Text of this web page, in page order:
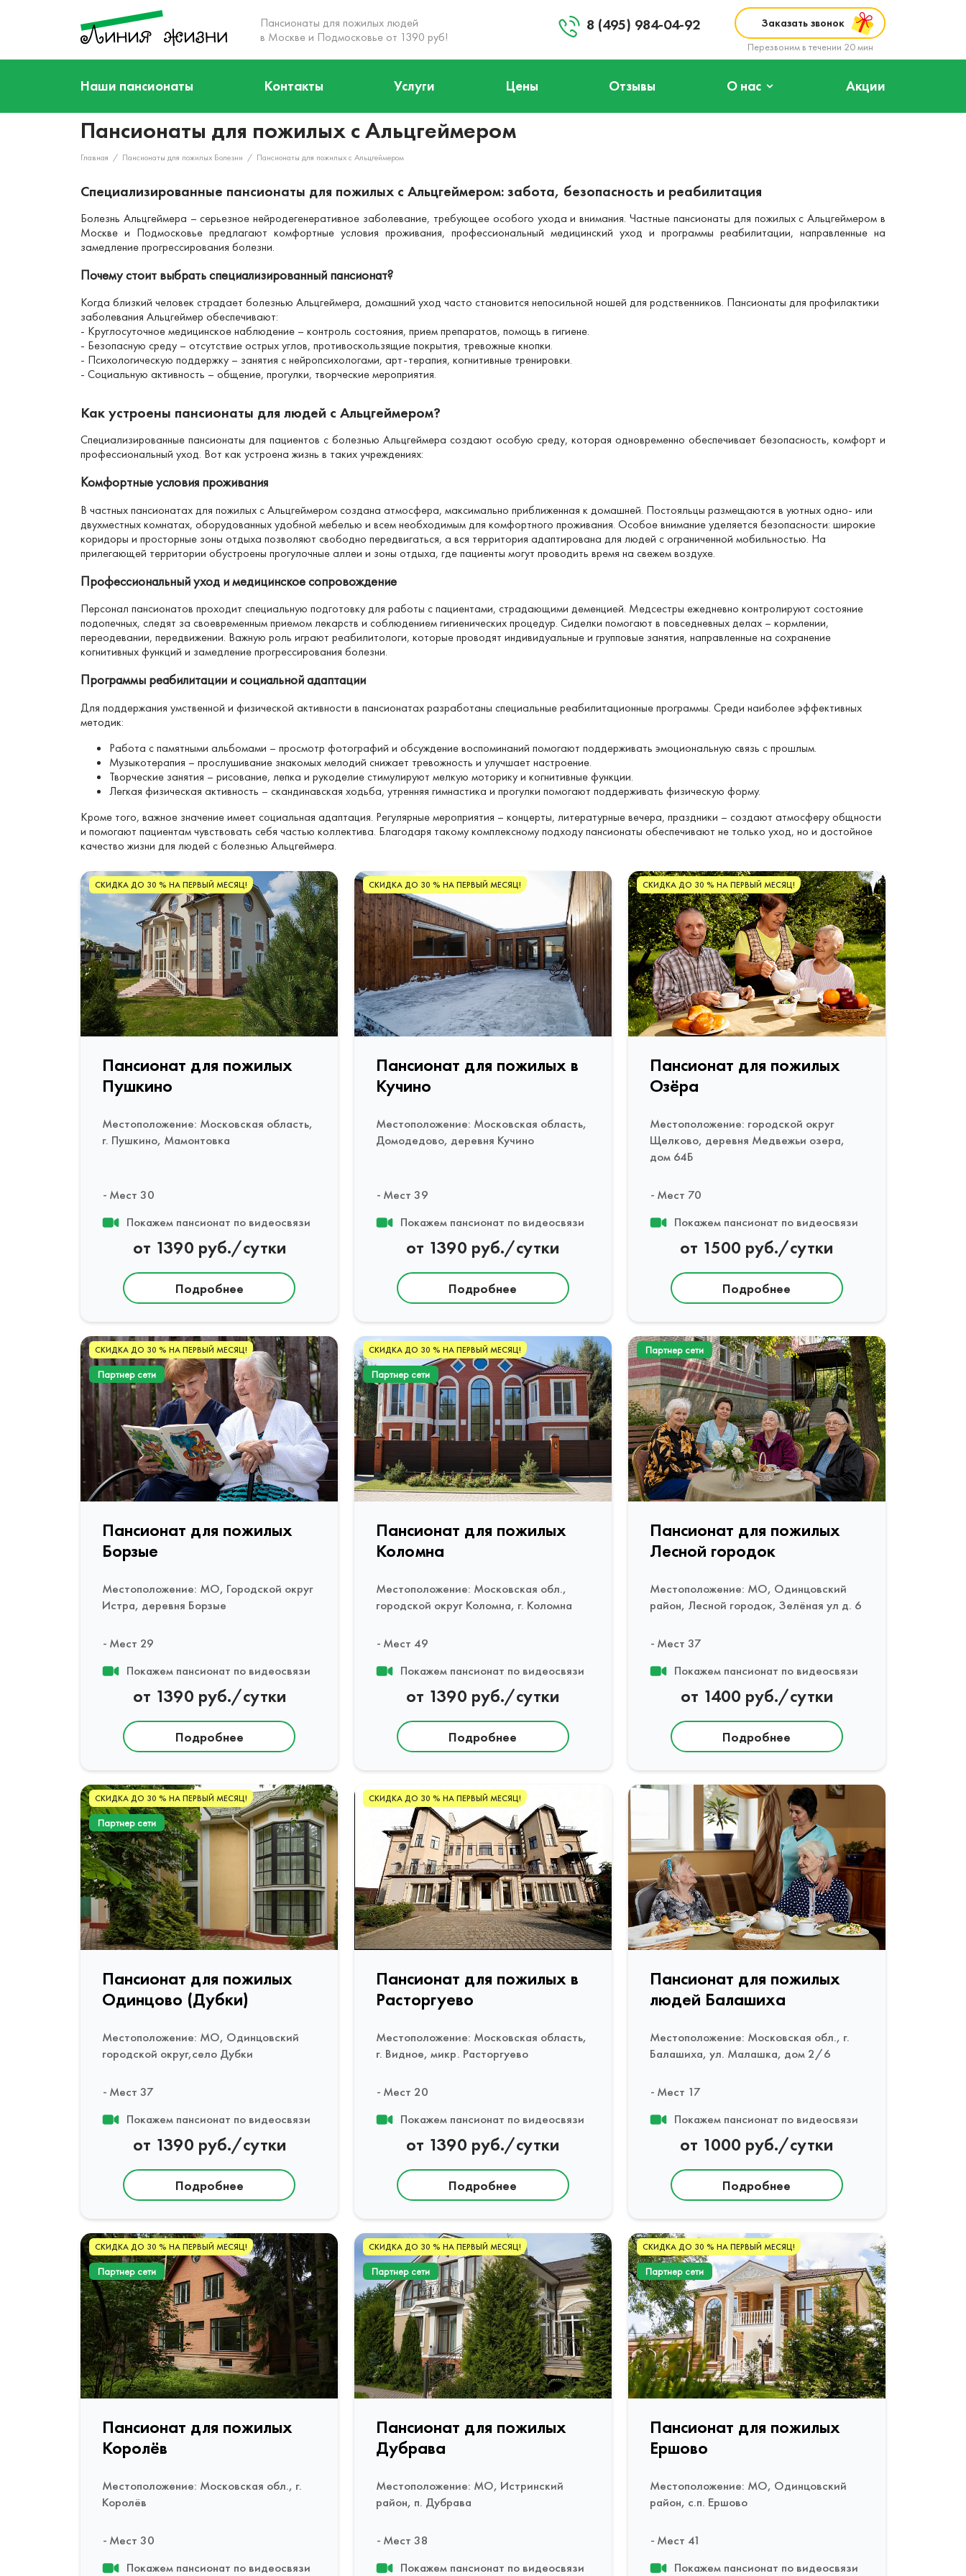
Пансионаты для пожилых людей
в Москве и Подмосковье от 1390 руб!
8 (495) 984-04-92 Заказать звонок
Перезвоним в течении 20 мин
Наши пансионаты Контакты Услуги Цены Отзывы О нас Акции
Наша команда
Акции
Наши пансионаты
+8 (495) 984-04-92 Заказать звонок
Запланировать визит
Пансионаты для пожилых с Альцгеймером
Главная / Пансионаты для пожилых Болезни / Пансионаты для пожилых с Альцгеймером
Специализированные пансионаты для пожилых с Альцгеймером: забота, безопасность и реабилитация
Болезнь Альцгеймера – серьезное нейродегенеративное заболевание, требующее особого ухода и внимания. Частные пансионаты для пожилых с Альцгеймером в
Москве и Подмосковье предлагают комфортные условия проживания, профессиональный медицинский уход и программы реабилитации, направленные на
замедление прогрессирования болезни.
Почему стоит выбрать специализированный пансионат?
Когда близкий человек страдает болезнью Альцгеймера, домашний уход часто становится непосильной ношей для родственников. Пансионаты для профилактики
заболевания Альцгеймер обеспечивают:
- Круглосуточное медицинское наблюдение – контроль состояния, прием препаратов, помощь в гигиене.
- Безопасную среду – отсутствие острых углов, противоскользящие покрытия, тревожные кнопки.
- Психологическую поддержку – занятия с нейропсихологами, арт-терапия, когнитивные тренировки.
- Социальную активность – общение, прогулки, творческие мероприятия.
Как устроены пансионаты для людей с Альцгеймером?
Специализированные пансионаты для пациентов с болезнью Альцгеймера создают особую среду, которая одновременно обеспечивает безопасность, комфорт и
профессиональный уход. Вот как устроена жизнь в таких учреждениях:
Комфортные условия проживания
В частных пансионатах для пожилых с Альцгеймером создана атмосфера, максимально приближенная к домашней. Постояльцы размещаются в уютных одно- или
двухместных комнатах, оборудованных удобной мебелью и всем необходимым для комфортного проживания. Особое внимание уделяется безопасности: широкие
коридоры и просторные зоны отдыха позволяют свободно передвигаться, а вся территория адаптирована для людей с ограниченной мобильностью. На
прилегающей территории обустроены прогулочные аллеи и зоны отдыха, где пациенты могут проводить время на свежем воздухе.
Профессиональный уход и медицинское сопровождение
Персонал пансионатов проходит специальную подготовку для работы с пациентами, страдающими деменцией. Медсестры ежедневно контролируют состояние
подопечных, следят за своевременным приемом лекарств и соблюдением гигиенических процедур. Сиделки помогают в повседневных делах – кормлении,
переодевании, передвижении. Важную роль играют реабилитологи, которые проводят индивидуальные и групповые занятия, направленные на сохранение
когнитивных функций и замедление прогрессирования болезни.
Программы реабилитации и социальной адаптации
Для поддержания умственной и физической активности в пансионатах разработаны специальные реабилитационные программы. Среди наиболее эффективных
методик:
Работа с памятными альбомами – просмотр фотографий и обсуждение воспоминаний помогают поддерживать эмоциональную связь с прошлым.
Музыкотерапия – прослушивание знакомых мелодий снижает тревожность и улучшает настроение.
Творческие занятия – рисование, лепка и рукоделие стимулируют мелкую моторику и когнитивные функции.
Легкая физическая активность – скандинавская ходьба, утренняя гимнастика и прогулки помогают поддерживать физическую форму.
Кроме того, важное значение имеет социальная адаптация. Регулярные мероприятия – концерты, литературные вечера, праздники – создают атмосферу общности
и помогают пациентам чувствовать себя частью коллектива. Благодаря такому комплексному подходу пансионаты обеспечивают не только уход, но и достойное
качество жизни для людей с болезнью Альцгеймера.
СКИДКА ДО 30 % НА ПЕРВЫЙ МЕСЯЦ!
Пансионат для пожилых
Пушкино
Местоположение: Московская область,
г. Пушкино, Мамонтовка
Мест 30
Покажем пансионат по видеосвязи
от 1390 руб./сутки
Подробнее
СКИДКА ДО 30 % НА ПЕРВЫЙ МЕСЯЦ!
Пансионат для пожилых в
Кучино
Местоположение: Московская область,
Домодедово, деревня Кучино
Мест 39
Покажем пансионат по видеосвязи
от 1390 руб./сутки
Подробнее
СКИДКА ДО 30 % НА ПЕРВЫЙ МЕСЯЦ!
Пансионат для пожилых
Озёра
Местоположение: городской округ
Щелково, деревня Медвежьи озера,
дом 64Б
Мест 70
Покажем пансионат по видеосвязи
от 1500 руб./сутки
Подробнее
СКИДКА ДО 30 % НА ПЕРВЫЙ МЕСЯЦ!
Партнер сети
Пансионат для пожилых
Борзые
Местоположение: МО, Городской округ
Истра, деревня Борзые
Мест 29
Покажем пансионат по видеосвязи
от 1390 руб./сутки
Подробнее
СКИДКА ДО 30 % НА ПЕРВЫЙ МЕСЯЦ!
Партнер сети
Пансионат для пожилых
Коломна
Местоположение: Московская обл.,
городской округ Коломна, г. Коломна
Мест 49
Покажем пансионат по видеосвязи
от 1390 руб./сутки
Подробнее
Партнер сети
Пансионат для пожилых
Лесной городок
Местоположение: МО, Одинцовский
район, Лесной городок, Зелёная ул д. 6
Мест 37
Покажем пансионат по видеосвязи
от 1400 руб./сутки
Подробнее
СКИДКА ДО 30 % НА ПЕРВЫЙ МЕСЯЦ!
Партнер сети
Пансионат для пожилых
Одинцово (Дубки)
Местоположение: МО, Одинцовский
городской округ,село Дубки
Мест 37
Покажем пансионат по видеосвязи
от 1390 руб./сутки
Подробнее
СКИДКА ДО 30 % НА ПЕРВЫЙ МЕСЯЦ!
Пансионат для пожилых в
Расторгуево
Местоположение: Московская область,
г. Видное, микр. Расторгуево
Мест 20
Покажем пансионат по видеосвязи
от 1390 руб./сутки
Подробнее
Пансионат для пожилых
людей Балашиха
Местоположение: Московская обл., г.
Балашиха, ул. Малашка, дом 2/6
Мест 17
Покажем пансионат по видеосвязи
от 1000 руб./сутки
Подробнее
СКИДКА ДО 30 % НА ПЕРВЫЙ МЕСЯЦ!
Партнер сети
Пансионат для пожилых
Королёв
Местоположение: Московская обл., г.
Королёв
Мест 30
Покажем пансионат по видеосвязи
СКИДКА ДО 30 % НА ПЕРВЫЙ МЕСЯЦ!
Партнер сети
Пансионат для пожилых
Дубрава
Местоположение: МО, Истринский
район, п. Дубрава
Мест 38
Покажем пансионат по видеосвязи
СКИДКА ДО 30 % НА ПЕРВЫЙ МЕСЯЦ!
Партнер сети
Пансионат для пожилых
Ершово
Местоположение: МО, Одинцовский
район, с.п. Ершово
Мест 41
Покажем пансионат по видеосвязи